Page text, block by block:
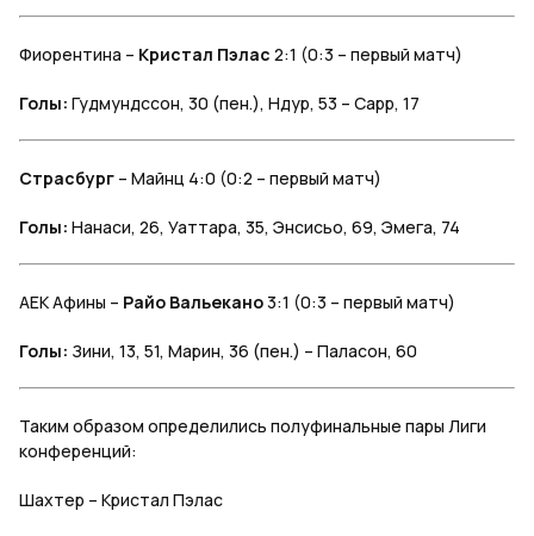
Фиорентина – Кристал Пэлас 2:1 (0:3 – первый матч)
Голы: Гудмундссон, 30 (пен.), Ндур, 53 – Сарр, 17
Страсбург – Майнц 4:0 (0:2 – первый матч)
Голы: Нанаси, 26, Уаттара, 35, Энсисьо, 69, Эмега, 74
АЕК Афины – Райо Вальекано3:1 (0:3 – первый матч)
Голы: Зини, 13, 51, Марин, 36 (пен.) – Паласон, 60
Таким образом определились полуфинальные пары Лиги
конференций:
Шахтер – Кристал Пэлас